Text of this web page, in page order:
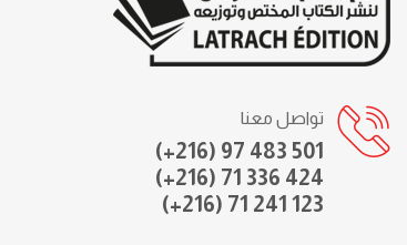
تواصل معنا
(+216) 97 483 501
(+216) 71 336 424
(+216) 71 241 123